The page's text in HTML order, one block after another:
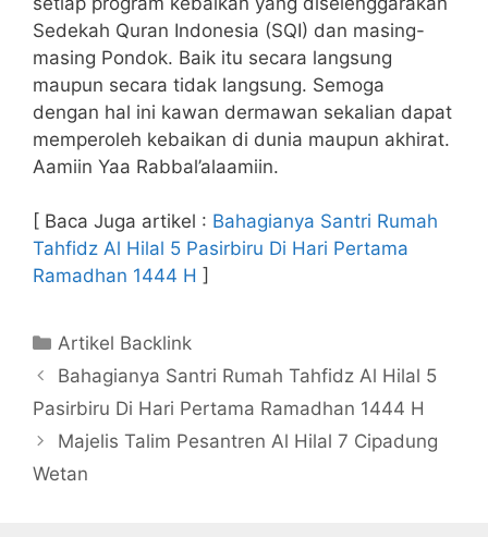
Sedekah Quran Indonesia (SQI) dan masing-
masing Pondok. Baik itu secara langsung
maupun secara tidak langsung. Semoga
dengan hal ini kawan dermawan sekalian dapat
memperoleh kebaikan di dunia maupun akhirat.
Aamiin Yaa Rabbal’alaamiin.
[ Baca Juga artikel : Bahagianya Santri Rumah
Tahfidz Al Hilal 5 Pasirbiru Di Hari Pertama
Ramadhan 1444 H ]
Kategori
Artikel Backlink
Bahagianya Santri Rumah Tahfidz Al Hilal 5
Pasirbiru Di Hari Pertama Ramadhan 1444 H
Majelis Talim Pesantren Al Hilal 7 Cipadung
Wetan